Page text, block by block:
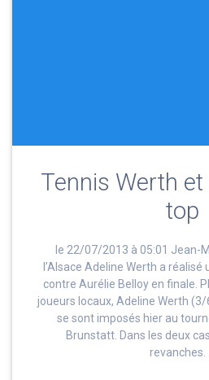
Tennis Werth
top
le 22/07/2013 à 05:01 Jean-
l’Alsace Adeline Werth a
contre Aurélie Belloy en finale.
joueurs locaux, Adeline Werth
se sont imposés hier au
Brunstatt. Dans les deux
revanches. …